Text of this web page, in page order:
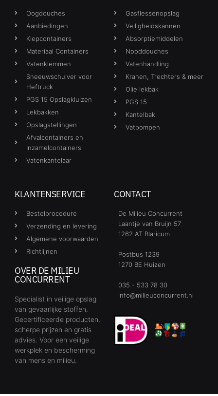
Oogdouches
Aanbiedingen
Kiepcontainers
Materiaal Containers
Vatenklemmen
Sneeuwschuiver voor
Heftruck
PGS 15 Opslagkluizen
Lekbakken
Opslagstellingen
Afvalcontainers en
Inzamelcontainers
Vatenkantelaar
Gasflessenopslag
Veiligheidskannen
Absorptiemiddelen
Nooddouches
Vatenhandling
Kranen, Trechters & meer
Olie lekbak
PGS 15
Kantelbak
Vatpompen
KLANTENSERVICE
Bestelprocedure
Verzending en levering
Algemene voorwaarden
Richtlijnen
OVER DE MILIEU
CONCURRENT
Specialist in veilige opslag
van gevaarlijke stoffen.
Gecertificeerde producten,
scherpe prijzen en gratis
advies. Voor een veilige
werkplek en bescherming
van mens en milieu.
CONTACT
De Milieu Concurrent
Laantje van Bruijn 57
1262 AT Blaricum
Postbus 1239
1270 BE Huizen
035 - 533 78 30
info@milieuconcurrent.nl